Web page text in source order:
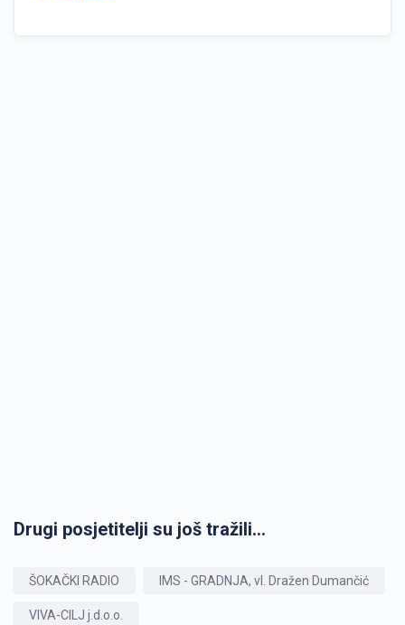
Drugi posjetitelji su još tražili...
ŠOKAČKI RADIO IMS - GRADNJA, vl. Dražen Dumančić
VIVA-CILJ j.d.o.o.